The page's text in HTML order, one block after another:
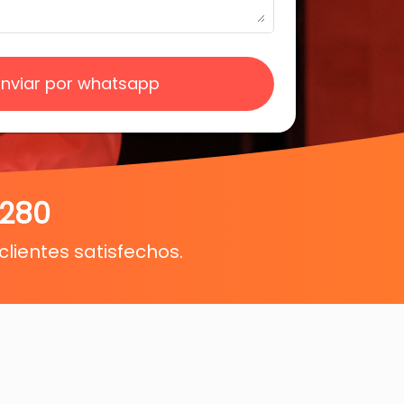
por whatsapp
280
clientes satisfechos.